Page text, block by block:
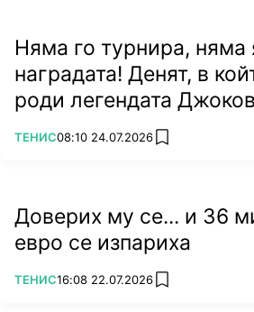
Няма го турнира, няма
наградата! Денят, в
роди легендата
ПОВЕЧЕ ОТ
ТЕНИС08:10 24.07.2026 add favorites
Доверих му се... и 36
евро се изпариха
ПОВЕЧЕ ОТ
ТЕНИС16:08 22.07.2026 add favorites